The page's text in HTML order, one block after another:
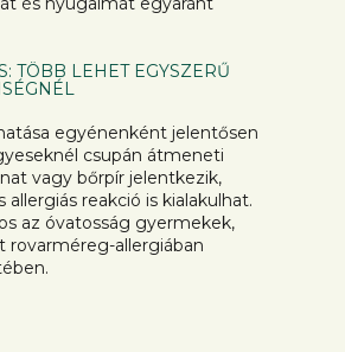
TÖBB LEHET EGYSZERŰ
egyénenként jelentősen
csupán átmeneti
vagy bőrpír jelentkezik,
allergiás reakció is kialakulhat.
az óvatosság gyermekek,
rovarméreg-allergiában